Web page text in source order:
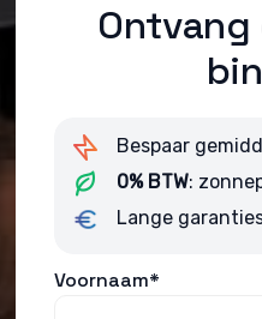
Bespaar
0% BTW:
Lange
Voornaam*